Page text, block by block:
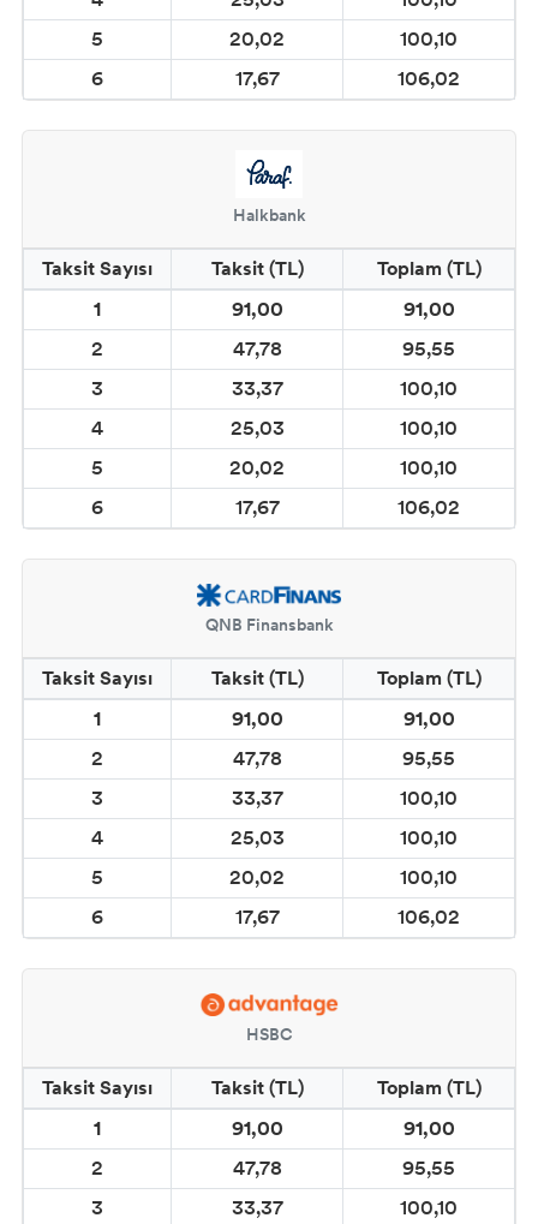
5
20,02
100,10
6
17,67 106,02
Halkbank
Taksit Sayısı Taksit (TL)
Toplam (TL)
1
91,00
91,00
2
47,78
95,55
3
33,37
100,10
4
25,03
100,10
5
20,02
100,10
6
17,67 106,02
QNB Finansbank
Taksit Sayısı Taksit (TL)
Toplam (TL)
1
91,00
91,00
2
47,78
95,55
3
33,37
100,10
4
25,03
100,10
5
20,02
100,10
6
17,67 106,02
HSBC
Taksit Sayısı Taksit (TL)
Toplam (TL)
1
91,00
91,00
2
47,78
95,55
3
33,37
100,10
CADENCE CAM & PORSELEN BOYALARI
CADENCE FOSFORLU BOYALAR
VARAKLAR
CADENCE EBRU ve İPEK BOYA
MALZEMELERİ
CADENCE SPREY BOYALAR